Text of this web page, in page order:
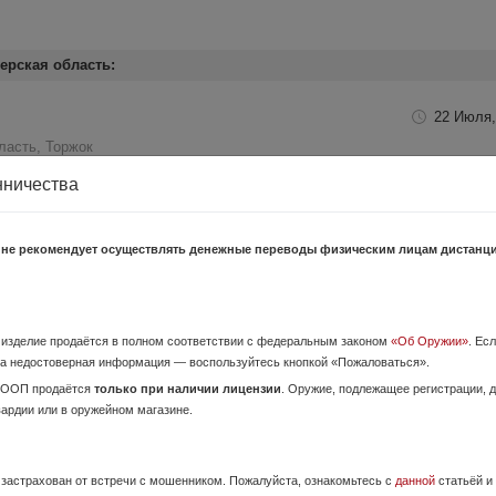
область:
22
Торжок
близко к отличному ,настрел небольшой 250-300
20 калибре 2.5 кг. ЦЕНА ВНИЗ
Тверь
штучников Э. Варнана. Очень дорогое и качественное
даже на спусковой курковой скобе основной крепёжный бол...
Тверь
рекомендует осуществлять денежные переводы физическим лицам
продаётся в полном соответствии с федеральным законом «Об Оружии» .
недостоверная информация — воспользуйтесь кнопкой «Пожаловаться».
продаётся только при наличии лицензии . Оружие, подлежащее
или в оружейном магазине.
от встречи с мошенником. Пожалуйста, ознакомьтесь с данной статьёй и